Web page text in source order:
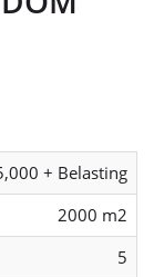
+ Belasting
2000 m2
5